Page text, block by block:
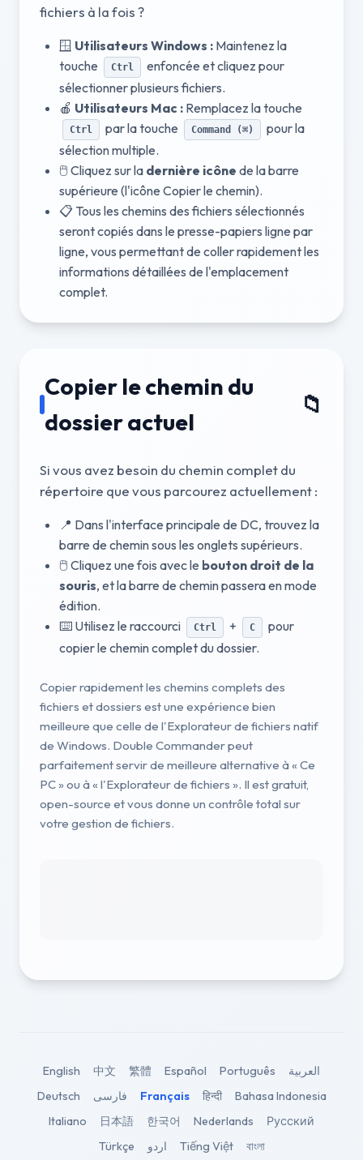
fichiers à la fois ?
🪟 Utilisateurs Windows : Maintenez la
touche
Ctrl
enfoncée et cliquez pour
sélectionner plusieurs fichiers.
🍎 Utilisateurs Mac : Remplacez la touche
Ctrl par la touche Command (⌘)
pour la
sélection multiple.
🖱️ Cliquez sur la dernière icône de la barre
supérieure (l'icône Copier le chemin).
📋 Tous les chemins des fichiers sélectionnés
seront copiés dans le presse-papiers ligne par
ligne, vous permettant de coller rapidement les
informations détaillées de l'emplacement
complet.
Copier le chemin du
dossier actuel
📁
Si vous avez besoin du chemin complet du
répertoire que vous parcourez actuellement :
📍 Dans l'interface principale de DC, trouvez la
barre de chemin sous les onglets supérieurs.
🖱️ Cliquez une fois avec le bouton droit de la
souris, et la barre de chemin passera en mode
édition.
⌨️ Utilisez le raccourci
Ctrl + C
pour
copier le chemin complet du dossier.
Copier rapidement les chemins complets des
fichiers et dossiers est une expérience bien
meilleure que celle de l'Explorateur de fichiers natif
de Windows. Double Commander peut
parfaitement servir de meilleure alternative à « Ce
PC » ou à « l'Explorateur de fichiers ». Il est gratuit,
open-source et vous donne un contrôle total sur
votre gestion de fichiers.
English 中文 繁體 Español Português
العربية
Deutsch
فارسی Français हिन्दी
Bahasa Indonesia
Italiano
日本語 한국어 Nederlands
Русский
Türkçe
اردو Tiếng Việt বাংলা